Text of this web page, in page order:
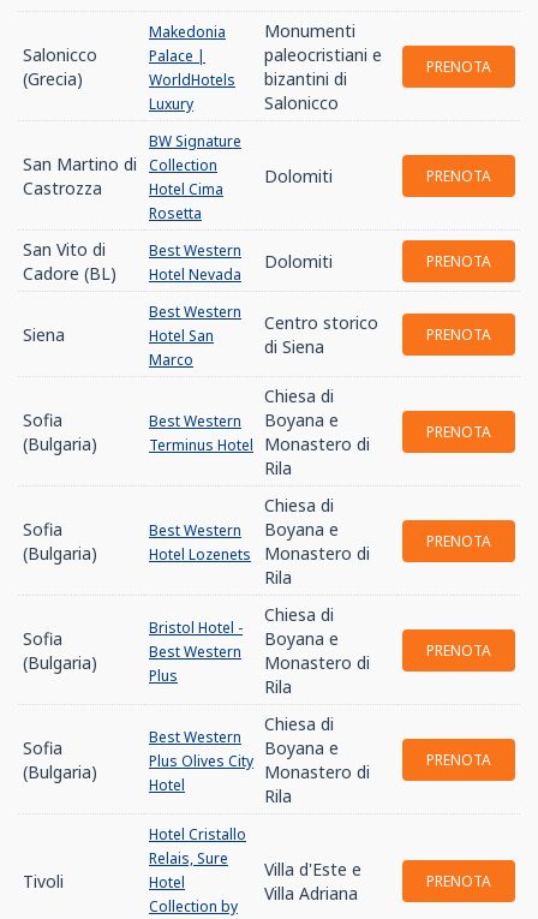
Salonicco
(Grecia)
Makedonia
Palace |
WorldHotels
Luxury
Monumenti
paleocristiani e
bizantini di
Salonicco
PRENOTA
San Martino di
Castrozza
BW Signature
Collection
Hotel Cima
Rosetta
Dolomiti PRENOTA
San Vito di
Cadore (BL)
Best Western
Hotel Nevada
Dolomiti PRENOTA
Siena
Best Western
Hotel San
Marco
Centro storico
di Siena
PRENOTA
Sofia
(Bulgaria)
Best Western
Terminus Hotel
Chiesa di
Boyana e
Monastero di
Rila
PRENOTA
Sofia
(Bulgaria)
Best Western
Hotel Lozenets
Chiesa di
Boyana e
Monastero di
Rila
PRENOTA
Sofia
(Bulgaria)
Bristol Hotel -
Best Western
Plus
Chiesa di
Boyana e
Monastero di
Rila
PRENOTA
Sofia
(Bulgaria)
Best Western
Plus Olives City
Hotel
Chiesa di
Boyana e
Monastero di
Rila
PRENOTA
Tivoli
Hotel Cristallo
Relais, Sure
Hotel
Collection by
Villa d'Este e
Villa Adriana
PRENOTA